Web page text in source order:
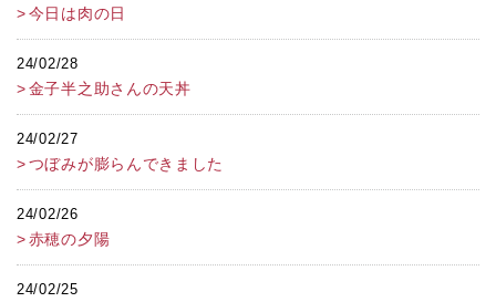
今日は肉の日
24/02/28
金子半之助さんの天丼
24/02/27
つぼみが膨らんできました
24/02/26
赤穂の夕陽
24/02/25